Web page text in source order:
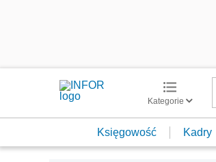
Kategorie
Księgowość Kadry